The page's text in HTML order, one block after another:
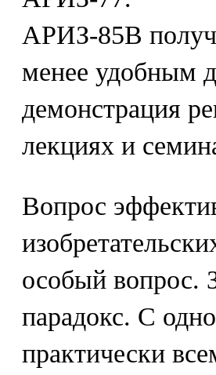
АРИЗ-85В
менее удобным
демонстрация
лекциях и
Вопрос
особый вопрос.
парадокс. С
практически